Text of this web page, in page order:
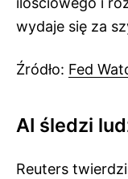
wydaje się za
Źródło: Fed
AI śledzi
Reuters